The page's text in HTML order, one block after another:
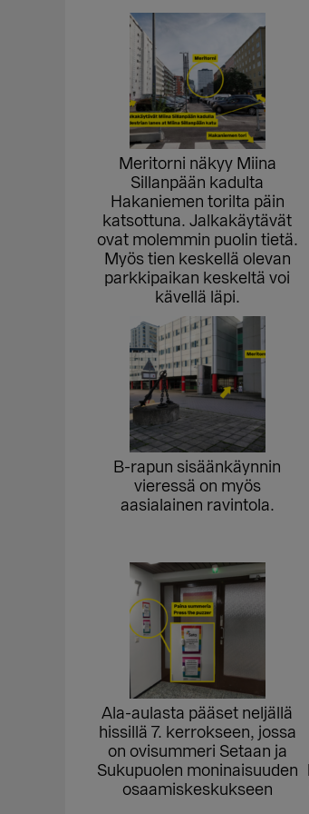
Meritorni näkyy Miina
Sillanpään kadulta
Hakaniemen torilta päin
katsottuna. Jalkakäytävät
ovat molemmin puolin tietä.
Myös tien keskellä olevan
parkkipaikan keskeltä voi
kävellä läpi.
B-rapun sisäänkäynnin
vieressä on myös
aasialainen ravintola.
Ala-aulasta pääset neljällä
hissillä 7. kerrokseen, jossa
on ovisummeri Setaan ja
Sukupuolen moninaisuuden
osaamiskeskukseen